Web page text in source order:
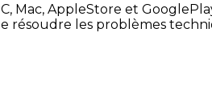
Mac, AppleStore et
résoudre les problèmes